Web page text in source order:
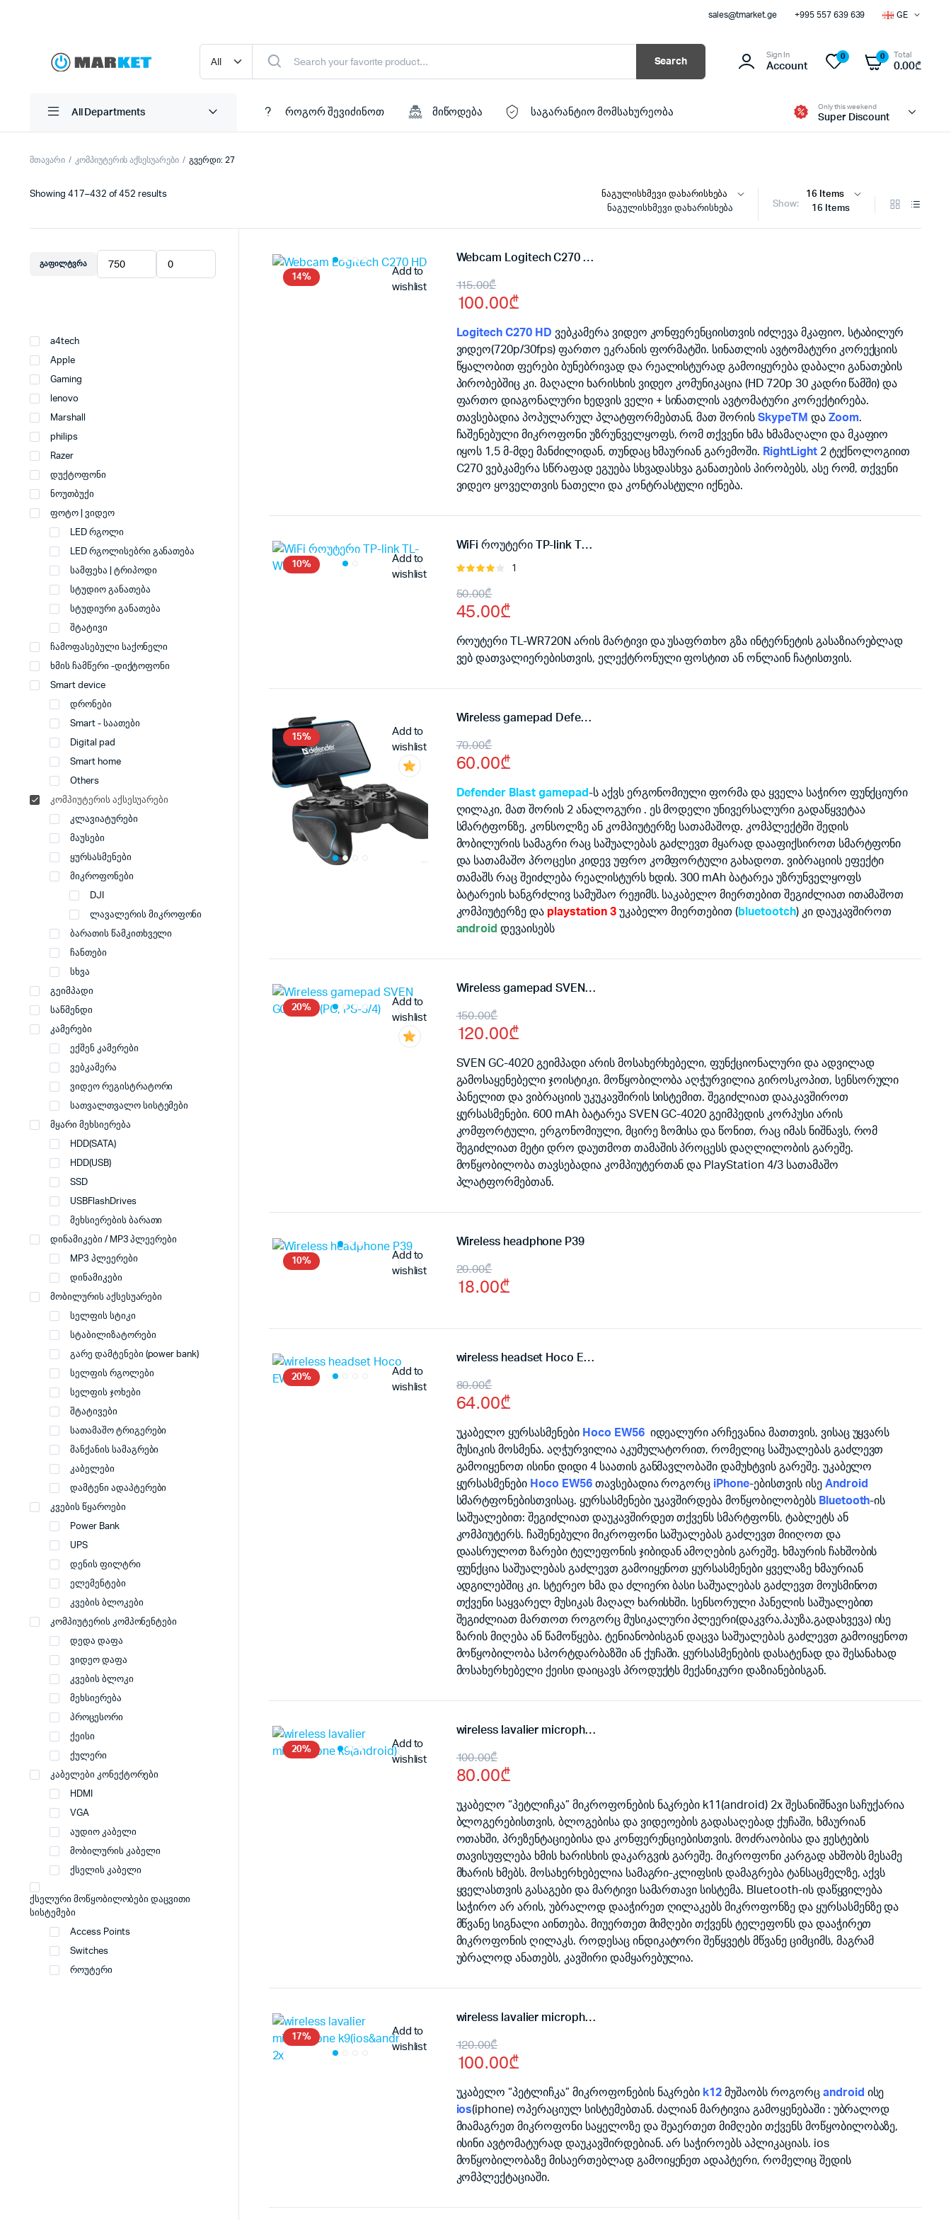
sales@tmarket.ge +995 557 639 639 GE
Search
Sign In
Account
0 0 Total
0.00₾
All Departments როგორ შევიძინოთ მიწოდება საგარანტიო მომსახურეობა
Only this weekend
Super Discount
მთავარი კომპიუტერის აქსესუარები გვერდი: 27
ნაგულისხმევი დახარისხება Show: 16 Items
Showing 417–432 of 452 results
14%
Add to
wishlist
Webcam Logitech C270 HD
115.00₾
Original
price
was:
115.00₾.
100.00₾
Current
price
is:
100.00₾.
Logitech C270 HD ვებკამერა ვიდეო კონფერენციისთვის იძლევა მკაფიო, სტაბილურ
ვიდეო(720p/30fps) ფართო ეკრანის ფორმატში. სინათლის ავტომატური კორექციის
წყალობით ფერები ბუნებრივად და რეალისტურად გამოიყურება დაბალი განათების
პირობებშიც კი. მაღალი ხარისხის ვიდეო კომუნიკაცია (HD 720p 30 კადრი წამში) და
ფართო დიაგონალური ხედვის ველი + სინათლის ავტომატური კორექტირება.
თავსებადია პოპულარულ პლატფორმებთან, მათ შორისSkypeTM და Zoom.
ჩაშენებული მიკროფონი უზრუნველყოფს, რომ თქვენი ხმა ხმამაღალი და მკაფიო
იყოს 1,5 მ-მდე მანძილიდან, თუნდაც ხმაურიან გარემოში. RightLight2 ტექნოლოგიით
C270 ვებკამერა სწრაფად ეგუება სხვადასხვა განათების პირობებს, ასე რომ, თქვენი
ვიდეო ყოველთვის ნათელი და კონტრასტული იქნება.
10%
Add to
wishlist
WiFi როუტერი TP-link TL-WR720N
შეფასება
დან
1
50.00₾
Original
price
was:
50.00₾.
45.00₾
Current
price
is:
45.00₾.
როუტერი TL-WR720N არის მარტივი და უსაფრთხო გზა ინტერნეტის გასაზიარებლად
ვებ დათვალიერებისთვის, ელექტრონული ფოსტით ან ონლაინ ჩატისთვის.
15%
Add to
wishlist
Wireless gamepad Defender Blast
70.00₾
Original
price
was:
70.00₾.
60.00₾
Current
price
is:
60.00₾.
Defender Blast gamepad-ს აქვს ერგონომიული ფორმა და ყველა საჭირო ფუნქციური
ღილაკი, მათ შორის 2 ანალოგური . ეს მოდელი უნივერსალური გადაწყვეტაა
სმარტფონზე, კონსოლზე ან კომპიუტერზე სათამაშოდ. კომპლექტში შედის
მობილურის სამაგრი რაც საშუალებას გაძლევთ მყარად დააფიქსიროთ სმარტფონი
და სათამაშო პროცესი კიდევ უფრო კომფორტული გახადოთ. ვიბრაციის ეფექტი
თამაშს რაც შეიძლება რეალისტურს ხდის. 300 mAh ბატარეა უზრუნველყოფს
ბატარეის ხანგრძლივ სამუშაო რეჟიმს. საკაბელო მიერთებით შეგიძლიათ ითამაშოთ
კომპიუტერზე და playstation 3უკაბელო მიერთებით (bluetootch) კი დაუკავშიროთ
android დევაისებს
20%
Add to
wishlist
Wireless gamepad SVEN GC-4020 (PC, PS-3/4)
150.00₾
Original
price
was:
150.00₾.
120.00₾
Current
price
is:
120.00₾.
SVEN GC-4020 გეიმპადი არის მოსახერხებელი, ფუნქციონალური და ადვილად
გამოსაყენებელი ჯოისტიკი. მოწყობილობა აღჭურვილია გიროსკოპით, სენსორული
პანელით და ვიბრაციის უკუკავშირის სისტემით. შეგიძლიათ დააკავშიროთ
ყურსასმენები. 600 mAh ბატარეა SVEN GC-4020 გეიმპედის კორპუსი არის
კომფორტული, ერგონომიული, მცირე ზომისა და წონით, რაც იმას ნიშნავს, რომ
შეგიძლიათ მეტი დრო დაუთმოთ თამაშის პროცესს დაღლილობის გარეშე.
მოწყობილობა თავსებადია კომპიუტერთან და PlayStation 4/3 სათამაშო
პლატფორმებთან.
10%
Add to
wishlist
Wireless headphone P39
20.00₾
Original
price
18.00₾
Current
price
20%
Add to
wishlist
wireless headset Hoco EW56
80.00₾
Original
price
was:
80.00₾.
64.00₾
Current
price
is:
64.00₾.
უკაბელო ყურსასმენები Hoco EW56 იდეალური არჩევანია მათთვის, ვისაც უყვარს
მუსიკის მოსმენა. აღჭურვილია აკუმულატორით, რომელიც საშუალებას გაძლევთ
გამოიყენოთ ისინი დიდი 4 საათის განმავლობაში დამუხტვის გარეშე. უკაბელო
ყურსასმენები Hoco EW56თავსებადია როგორც iPhone-ებისთვის ისე Android
სმარტფონებისთვისაც. ყურსასმენები უკავშირდება მოწყობილობებს Bluetooth-ის
საშუალებით: შეგიძლიათ დაუკავშირდეთ თქვენს სმარტფონს, ტაბლეტს ან
კომპიუტერს. ჩაშენებული მიკროფონი საშუალებას გაძლევთ მიიღოთ და
დაასრულოთ ზარები ტელეფონის ჯიბიდან ამოღების გარეშე. ხმაურის ჩახშობის
ფუნქცია საშუალებას გაძლევთ გამოიყენოთ ყურსასმენები ყველაზე ხმაურიან
ადგილებშიც კი. სტერეო ხმა და ძლიერი ბასი საშუალებას გაძლევთ მოუსმინოთ
თქვენი საყვარელ მუსიკას მაღალ ხარისხში. სენსორული პანელის საშუალებით
შეგიძლიათ მართოთ როგორც მუსიკალური პლეერი(დაკვრა,პაუზა,გადახვევა) ისე
ზარის მიღება ან წამოწყება. ტენიანობისგან დაცვა საშუალებას გაძლევთ გამოიყენოთ
მოწყობილობა სპორტდარბაზში ან ქუჩაში. ყურსასმენების დასატენად და შესანახად
მოსახერხებელი ქეისი დაიცავს პროდუქტს მექანიკური დაზიანებისგან.
20%
Add to
wishlist
wireless lavalier microphone k9(android) 2x
100.00₾
Original
price
was:
100.00₾.
80.00₾
Current
price
is:
80.00₾.
უკაბელო “პეტლიჩკა” მიკროფონების ნაკრები k11(android) 2x შესანიშნავი საჩუქარია
ბლოგერებისთვის, ბლოგებისა და ვიდეოების გადასაღებად ქუჩაში, ხმაურიან
ოთახში, პრეზენტაციებისა და კონფერენციებისთვის. მოძრაობისა და ჟესტების
თავისუფლება ხმის ხარისხის დაკარგვის გარეშე. მიკროფონი კარგად ახშობს მესამე
მხარის ხმებს. მოსახერხებელია სამაგრი-კლიფსის დამაგრება ტანსაცმელზე, აქვს
ყველასთვის გასაგები და მარტივი სამართავი სისტემა. Bluetooth-ის დაწყვილება
საჭირო არ არის, უბრალოდ დააჭირეთ ღილაკებს მიკროფონზე და ყურსასმენზე და
მწვანე სიგნალი აინთება. მიუერთეთ მიმღები თქვენს ტელეფონს და დააჭირეთ
მიკროფონის ღილაკს. როდესაც ინდიკატორი შეწყვეტს მწვანე ციმციმს, მაგრამ
უბრალოდ ანათებს, კავშირი დამყარებულია.
17%
Add to
wishlist
wireless lavalier microphone k9(ios&android) 2x
120.00₾
Original
price
was:
120.00₾.
100.00₾
Current
price
is:
100.00₾.
უკაბელო “პეტლიჩკა” მიკროფონების ნაკრები k12მუშაობს როგორც android ისე
ios(iphone) ოპერაციულ სისტემებთან. ძალიან მარტივია გამოყენებაში : უბრალოდ
მიამაგრეთ მიკროფონი საყელოზე და შეაერთეთ მიმღები თქვენს მოწყობილობაზე,
ისინი ავტომატურად დაუკავშირდებიან. არ საჭიროებს აპლიკაციას. ios
მოწყობილობაზე მისაერთებლად გამოიყენეთ ადაპტერი, რომელიც შედის
კომპლექტაციაში.
ᲒᲐᲤᲘᲚᲢᲕᲠᲐ
a4tech
Apple
Gaming
lenovo
Marshall
philips
Razer
დუქტოფონი
ნოუთბუქი
ფოტო | ვიდეო
LED რგოლი
LED რგოლისებრი განათება
სამფეხა | ტრიპოდი
სტუდიო განათება
სტუდიური განათება
შტატივი
ჩამოფასებული საქონელი
ხმის ჩამწერი -დიქტოფონი
Smart device
დრონები
Smart - საათები
Digital pad
Smart home
Others
კომპიუტერის აქსესუარები
კლავიატურები
მაუსები
ყურსასმენები
მიკროფონები
DJI
ლავალერის მიკროფონი
ბარათის წამკითხველი
ჩანთები
სხვა
გეიმპადი
საწმენდი
კამერები
ექშენ კამერები
ვებკამერა
ვიდეო რეგისტრატორი
სათვალთვალო სისტემები
მყარი მეხსიერება
HDD(SATA)
HDD(USB)
SSD
USBFlashDrives
მეხსიერების ბარათი
დინამიკები / MP3 პლეერები
MP3 პლეერები
დინამიკები
მობილურის აქსესუარები
სელფის სტიკი
სტაბილიზატორები
გარე დამტენები (power bank)
სელფის რგოლები
სელფის ჯოხები
შტატივები
სათამაშო ტრიგერები
მანქანის სამაგრები
კაბელები
დამტენი ადაპტერები
კვების წყაროები
Power Bank
UPS
დენის ფილტრი
ელემენტები
კვების ბლოკები
კომპიუტერის კომპონენტები
დედა დაფა
ვიდეო დაფა
კვების ბლოკი
მეხსიერება
პროცესორი
ქეისი
ქულერი
კაბელები კონექტორები
HDMI
VGA
აუდიო კაბელი
მობილურის კაბელი
ქსელის კაბელი
ქსელური მოწყობილობები დაცვითი
სისტემები
Access Points
Switches
როუტერი